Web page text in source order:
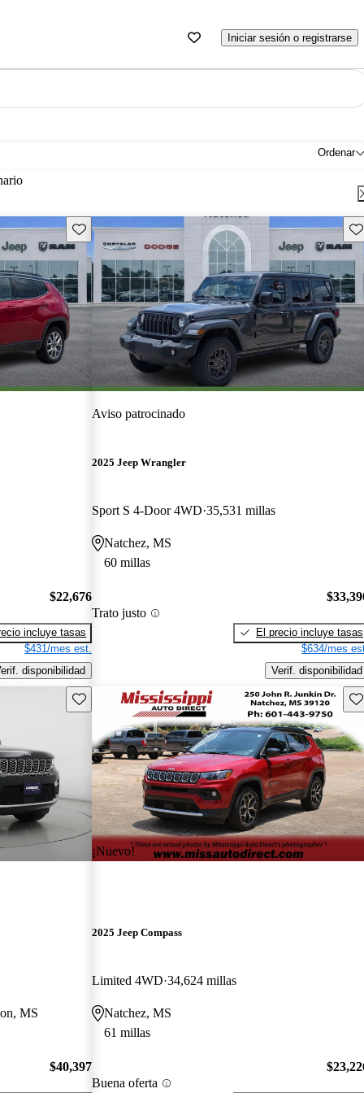
Iniciar sesión o registrarse
Ordenar
Guarda este Aviso
$22,676
incluye tasas
$431/mes est.
disponibilidad
Aviso patrocinado
2025 Jeep Wrangler
Sport S 4-Door 4WD 35,531 millas
Natchez, MS
60 millas
Trato justo
El precio incluye tasas
$634/mes
Verif. disponibilidad
Guarda este Aviso
MS
$40,397
¡Nuevo!
2025 Jeep Compass
Limited 4WD 34,624 millas
Natchez, MS
61 millas
Buena oferta